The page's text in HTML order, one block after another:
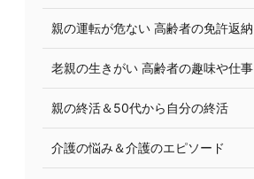
親の運転が危ない 高齢者の免許返納
老親の生きがい 高齢者の趣味や仕事
親の終活＆50代から自分の終活
介護の悩み＆介護のエピソード